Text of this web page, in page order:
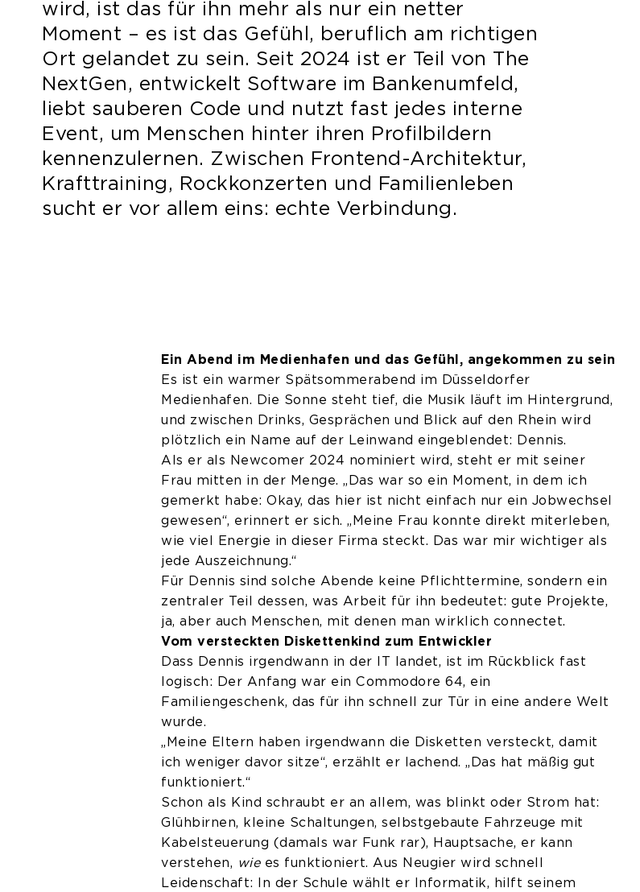
wird, ist das für ihn mehr als nur ein netter
Moment – es ist das Gefühl, beruflich am richtigen
Ort gelandet zu sein. Seit 2024 ist er Teil von The
NextGen, entwickelt Software im Bankenumfeld,
liebt sauberen Code und nutzt fast jedes interne
Event, um Menschen hinter ihren Profilbildern
kennenzulernen. Zwischen Frontend-Architektur,
Krafttraining, Rockkonzerten und Familienleben
sucht er vor allem eins: echte Verbindung.
Ein Abend im Medienhafen und das Gefühl, angekommen zu sein
Es ist ein warmer Spätsommerabend im Düsseldorfer
Medienhafen. Die Sonne steht tief, die Musik läuft im Hintergrund,
und zwischen Drinks, Gesprächen und Blick auf den Rhein wird
plötzlich ein Name auf der Leinwand eingeblendet: Dennis.
Als er als Newcomer 2024 nominiert wird, steht er mit seiner
Frau mitten in der Menge. „Das war so ein Moment, in dem ich
gemerkt habe: Okay, das hier ist nicht einfach nur ein Jobwechsel
gewesen“, erinnert er sich. „Meine Frau konnte direkt miterleben,
wie viel Energie in dieser Firma steckt. Das war mir wichtiger als
jede Auszeichnung.“
Für Dennis sind solche Abende keine Pflichttermine, sondern ein
zentraler Teil dessen, was Arbeit für ihn bedeutet: gute Projekte,
ja, aber auch Menschen, mit denen man wirklich connectet.
Vom versteckten Diskettenkind zum Entwickler
Dass Dennis irgendwann in der IT landet, ist im Rückblick fast
logisch: Der Anfang war ein Commodore 64, ein
Familiengeschenk, das für ihn schnell zur Tür in eine andere Welt
wurde.
„Meine Eltern haben irgendwann die Disketten versteckt, damit
ich weniger davor sitze“, erzählt er lachend. „Das hat mäßig gut
funktioniert.“
Schon als Kind schraubt er an allem, was blinkt oder Strom hat:
Glühbirnen, kleine Schaltungen, selbstgebaute Fahrzeuge mit
Kabelsteuerung (damals war Funk rar), Hauptsache, er kann
verstehen, wiees funktioniert. Aus Neugier wird schnell
Leidenschaft: In der Schule wählt er Informatik, hilft seinem